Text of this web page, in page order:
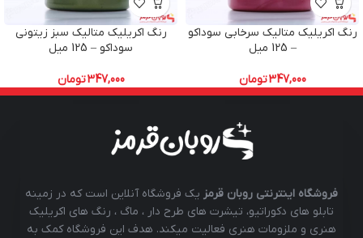
رنگ اکریلیک متالیک سرخابی سوداکو
– 125 میل
347,000تومان
رنگ اکریلیک متالیک سبز زیتونی
سوداکو – 125 میل
347,000تومان
فروشگاه اینترنتی روبان قرمز یک فروشگاه آنلاین است که در زمینه
تابلو های دکوراتیو، تیشرت های طرح دار ، ماگ ، رنگ های اکریلیک
هنری و ملزومات هنری فعالیت میکند. هدف این فروشگاه کمک به